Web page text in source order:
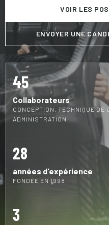
VOIR LES
ENVOYER UNE
45
Collaborateurs
CONCEPTION, TECHNIQUE DE
ADMINISTRATION
28
années d'expérience
FONDÉE EN 1998
3